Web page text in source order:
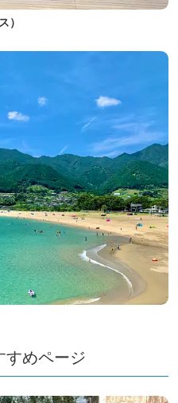
）
すめページ